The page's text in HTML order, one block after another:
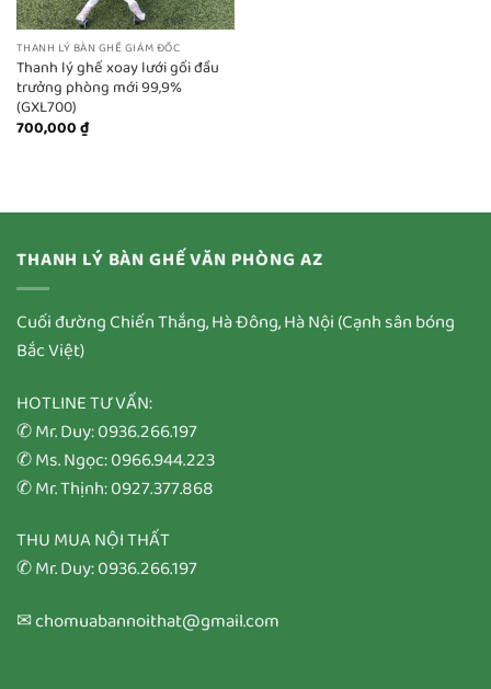
THANH LÝ BÀN GHẾ GIÁM ĐỐC
Thanh lý ghế xoay lưới gối đầu
trưởng phòng mới 99,9%
(GXL700)
700,000₫
THANH LÝ BÀN GHẾ VĂN PHÒNG AZ
Cuối đường Chiến Thắng, Hà Đông, Hà Nội (Cạnh sân bóng
Bắc Việt)
HOTLINE TƯ VẤN:
✆ Mr. Duy: 0936.266.197
✆ Ms. Ngọc: 0966.944.223
✆ Mr. Thịnh: 0927.377.868
THU MUA NỘI THẤT
✆ Mr. Duy: 0936.266.197
✉ chomuabannoithat@gmail.com